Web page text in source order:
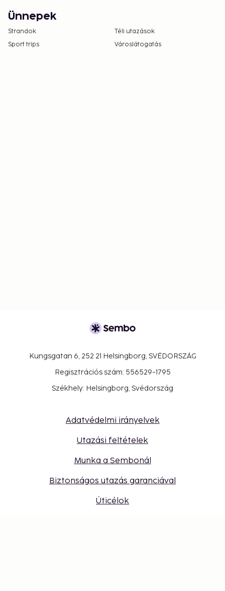
Ünnepek
Strandok
Téli utazások
Sport trips
Városlátogatás
Kungsgatan 6, 252 21 Helsingborg, SVÉDORSZÁG
Regisztrációs szám: 556529-1795
Székhely: Helsingborg, Svédország
Adatvédelmi irányelvek
Utazási feltételek
Munka a Sembonál
Biztonságos utazás garanciával
Úticélok